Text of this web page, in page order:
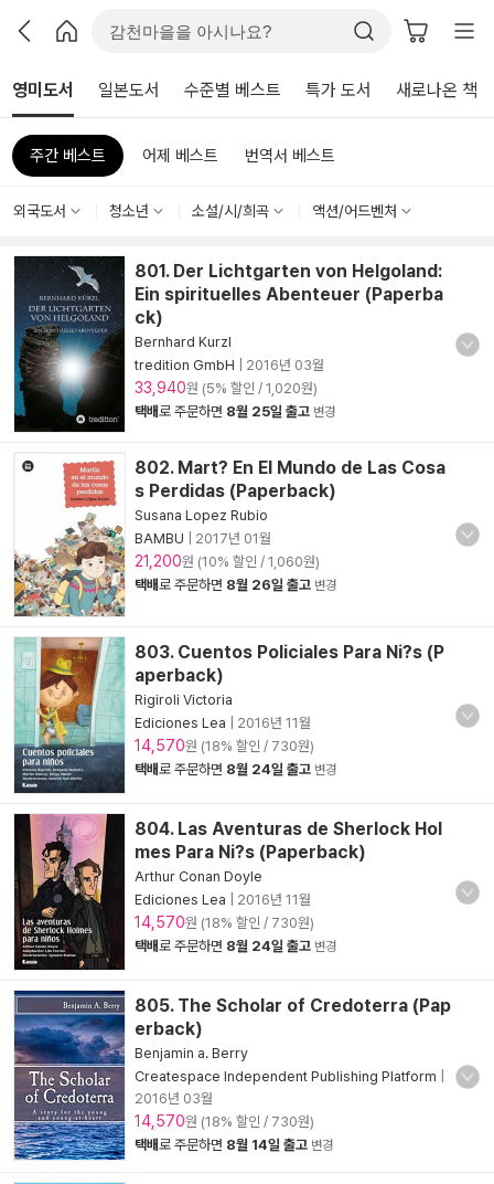
영미도서 일본도서 수준별 베스트 특가 도서 새로나온 책
주간 베스트 어제 베스트 번역서 베스트
외국도서 청소년 소설/시/희곡 액션/어드벤처
801. Der Lichtgarten von Helgoland:
Ein spirituelles Abenteuer (Paperba
ck)
Bernhard Kurzl
tredition GmbH
2016년 03월
33,940원 (5% 할인 / 1,020원)
택배로 주문하면 8월 25일 출고 변경
802. Mart? En El Mundo de Las Cosa
s Perdidas (Paperback)
Susana Lopez Rubio
BAMBU
2017년 01월
21,200원 (10% 할인 / 1,060원)
택배로 주문하면 8월 26일 출고 변경
803. Cuentos Policiales Para Ni?s (P
aperback)
Rigiroli Victoria
Ediciones Lea
2016년 11월
14,570원 (18% 할인 / 730원)
택배로 주문하면 8월 24일 출고 변경
804. Las Aventuras de Sherlock Hol
mes Para Ni?s (Paperback)
Arthur Conan Doyle
Ediciones Lea
2016년 11월
14,570원 (18% 할인 / 730원)
택배로 주문하면 8월 24일 출고 변경
805. The Scholar of Credoterra (Pap
erback)
Benjamin a. Berry
Createspace Independent Publishing Platform
2016년 03월
14,570원 (18% 할인 / 730원)
택배로 주문하면 8월 14일 출고 변경